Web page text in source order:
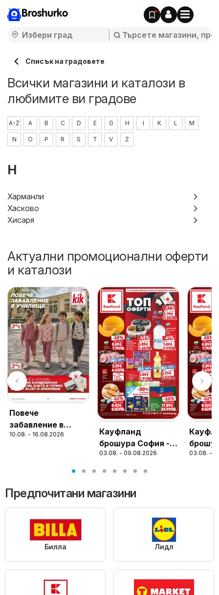
Broshurko
Cписък на градовете
Всички магазини и каталози в
любимите ви градове
A-Z A B C D E G H I K L M
N O P R S T V Z
H
Харманли
Хасково
Хисаря
Актуални промоционални оферти
и каталози
Повече
забавление в
училище с KiK
10.08. - 16.08.2026
Кауфланд
брошура София -
Топ оферти
03.08. - 09.08.2026
Топ
03.08. -
Предпочитани магазини
Билла Лидл